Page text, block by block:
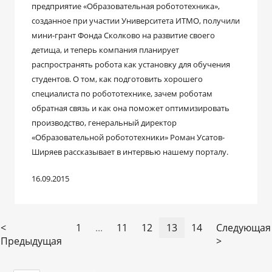
предприятие «Образовательная робототехника»,
созданное при участии Университета ИТМО, получили
мини-грант Фонда Сколково на развитие своего
детища, и теперь компания планирует
распространять робота как установку для обучения
студентов. О том, как подготовить хорошего
специалиста по робототехнике, зачем роботам
обратная связь и как она поможет оптимизировать
производство, генеральный директор
«Образовательной робототехники» Роман Усатов-
Ширяев рассказывает в интервью нашему порталу.
16.09.2015
<
Предыдущая
1 ... 11 12 13 14
Следующая
>